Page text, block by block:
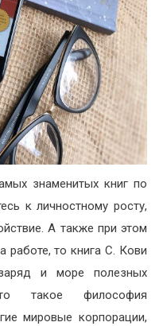
знаменитых книг по
к личностному росту,
А также при этом
работе, то книга С. Кови
и море полезных
такое философия
мировые корпорации,